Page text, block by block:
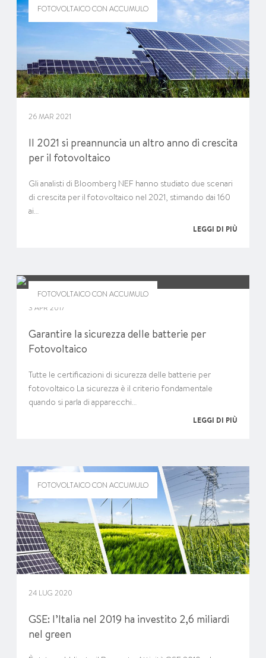
FOTOVOLTAICO CON ACCUMULO
26 MAR 2021
Il 2021 si preannuncia un altro anno di crescita
per il fotovoltaico
Gli analisti di Bloomberg NEF hanno studiato due scenari
di crescita per il fotovoltaico nel 2021, stimando dai 160
ai…
LEGGI DI PIÙ
FOTOVOLTAICO CON ACCUMULO
3 APR 2017
Garantire la sicurezza delle batterie per
Fotovoltaico
Tutte le certificazioni di sicurezza delle batterie per
fotovoltaico La sicurezza è il criterio fondamentale
quando si parla di apparecchi…
LEGGI DI PIÙ
FOTOVOLTAICO CON ACCUMULO
24 LUG 2020
GSE: l’Italia nel 2019 ha investito 2,6 miliardi
nel green